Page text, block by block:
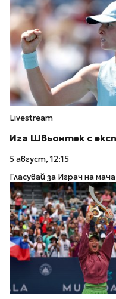
Livestream
Ига Швьонтек с
5 август, 12:15
Гласувай за Играч на